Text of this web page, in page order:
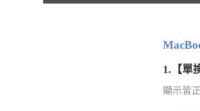
1.【單
顯示皆